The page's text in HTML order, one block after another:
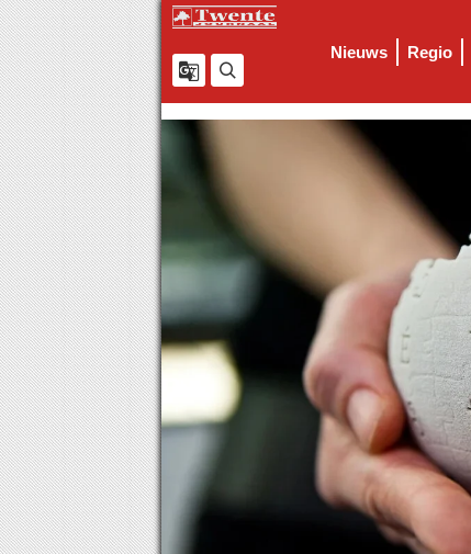
Nieuws Regio